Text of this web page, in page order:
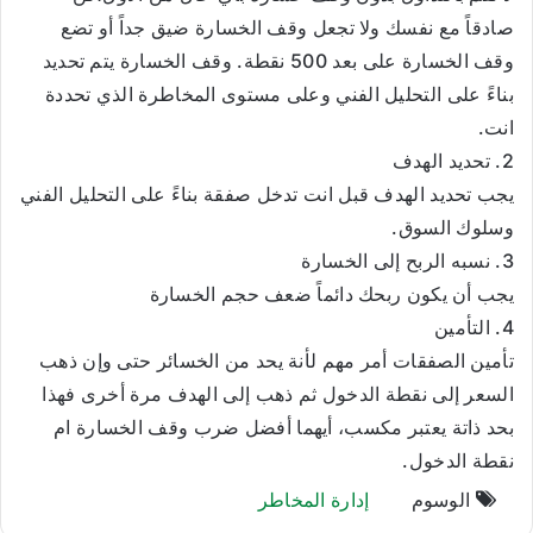
صادقاً مع نفسك ولا تجعل وقف الخسارة ضيق جداً أو تضع
وقف الخسارة على بعد 500 نقطة. وقف الخسارة يتم تحديد
بناءً على التحليل الفني وعلى مستوى المخاطرة الذي تحددة
انت.
2. تحديد الهدف
يجب تحديد الهدف قبل انت تدخل صفقة بناءً على التحليل الفني
وسلوك السوق.
3. نسبه الربح إلى الخسارة
يجب أن يكون ربحك دائماً ضعف حجم الخسارة
4. التأمين
تأمين الصفقات أمر مهم لأنة يحد من الخسائر حتى وإن ذهب
السعر إلى نقطة الدخول ثم ذهب إلى الهدف مرة أخرى فهذا
بحد ذاتة يعتبر مكسب، أيهما أفضل ضرب وقف الخسارة ام
نقطة الدخول.
الوسوم
إدارة المخاطر